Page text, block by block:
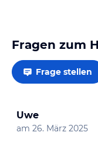
Fragen zum
Frage stellen
Uwe
am 26. März 2025